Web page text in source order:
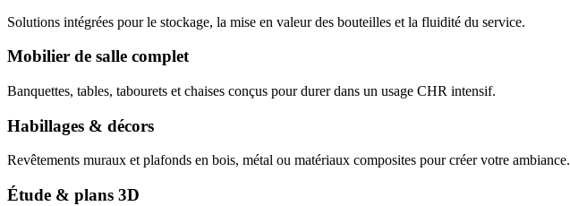
Solutions intégrées pour le stockage, la mise en valeur des bouteilles et la fluidité du service.
Mobilier de salle complet
Banquettes, tables, tabourets et chaises conçus pour durer dans un usage CHR intensif.
Habillages & décors
Revêtements muraux et plafonds en bois, métal ou matériaux composites pour créer votre ambiance.
Étude & plans 3D